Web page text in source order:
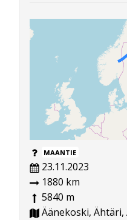
MAANTIE
23.11.2023
1880 km
5840 m
Äänekoski, Ähtäri,